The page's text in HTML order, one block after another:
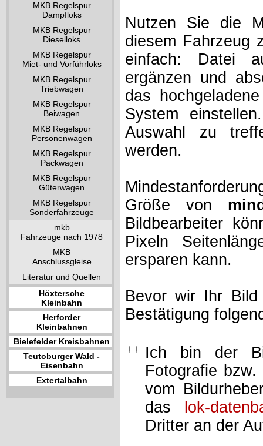
MKB Regelspur
Dampfloks
MKB Regelspur
Dieselloks
MKB Regelspur
Miet- und Vorführloks
MKB Regelspur
Triebwagen
MKB Regelspur
Beiwagen
MKB Regelspur
Personenwagen
MKB Regelspur
Packwagen
MKB Regelspur
Güterwagen
MKB Regelspur
Sonderfahrzeuge
mkb
Fahrzeuge nach 1978
MKB
Anschlussgleise
Literatur und Quellen
Höxtersche
Kleinbahn
Herforder
Kleinbahnen
Bielefelder Kreisbahnen
Teutoburger Wald -
Eisenbahn
Extertalbahn
Nutzen Sie die
diesem Fahrzeug
einfach: Datei
ergänzen und
das
System
Auswahl zu
werden.
Größe von
Bildbearbeiter
Pixeln
ersparen kann.
Bevor wir Ihr
Bestätigung
Ich bin der
Fotografie
vom
das
lok-
Dritter an der